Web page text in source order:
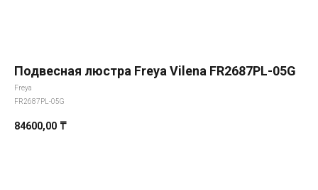
Подвесная люстра Freya Vilena FR2687PL-05G
Freya
FR2687PL-05G
84600,00 ₸